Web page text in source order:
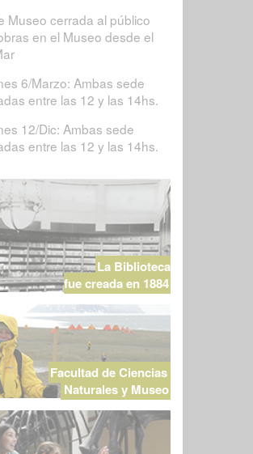
Museo cerrada al público
en el Museo desde el
6/Marzo: Ambas sede
entre las 12 y las 14hs.
12/Dic: Ambas sede
entre las 12 y las 14hs.
La Biblioteca
fue creada en 1884
Facultad de Ciencias
Naturales y Museo